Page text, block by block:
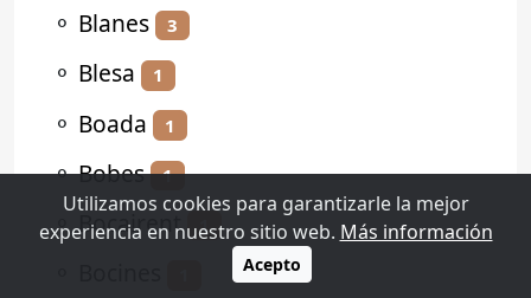
⚬ Blanes 3
⚬ Blesa 1
⚬ Boada 1
⚬Bobes 1
⚬Bocairent 1
Utilizamos cookies para garantizarle la mejor
experiencia en nuestro sitio web. Más información
Acepto